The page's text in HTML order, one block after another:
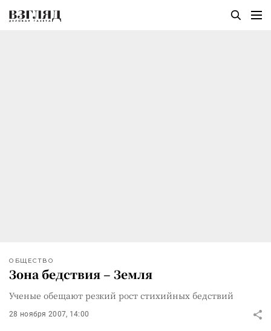
ОБЩЕСТВО
Зона бедствия – Земля
Ученые обещают резкий рост стихийных бедствий
28 ноября 2007, 14:00